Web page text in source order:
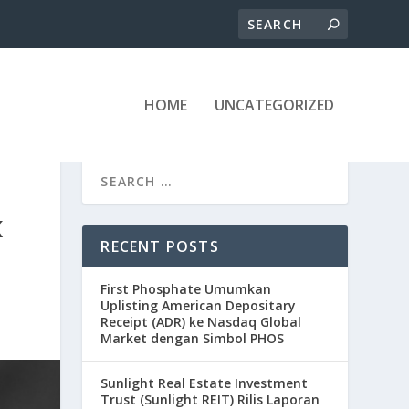
HOME UNCATEGORIZED
RECENT POSTS
First Phosphate Umumkan
Uplisting American Depositary
Receipt (ADR) ke Nasdaq Global
Market dengan Simbol PHOS
Sunlight Real Estate Investment
Trust (Sunlight REIT) Rilis Laporan